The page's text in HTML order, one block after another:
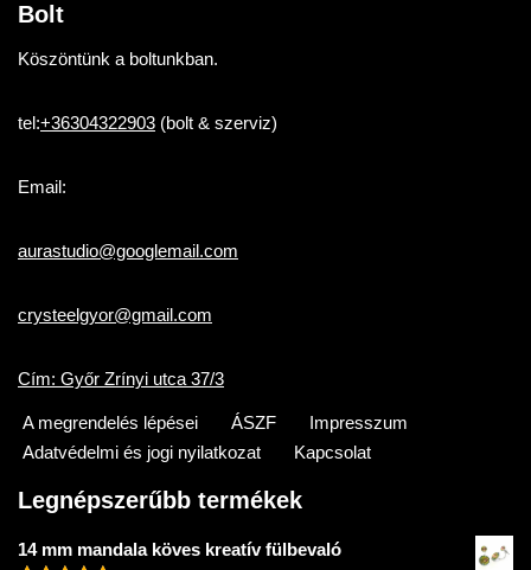
Bolt
Köszöntünk a boltunkban.
tel:+36304322903 (bolt & szerviz)
Email:
aurastudio@googlemail.com
crysteelgyor@gmail.com
Cím: Győr Zrínyi utca 37/3
A megrendelés lépései ÁSZF
Impresszum
Adatvédelmi és jogi nyilatkozat
Kapcsolat
Legnépszerűbb termékek
14 mm mandala köves kreatív fülbevaló